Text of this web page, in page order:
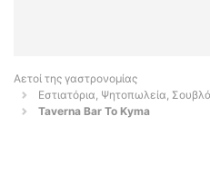
Αετοί της γαστρονομίας
Εστιατόρια, Ψητοπωλεία,
Taverna Bar To Kyma